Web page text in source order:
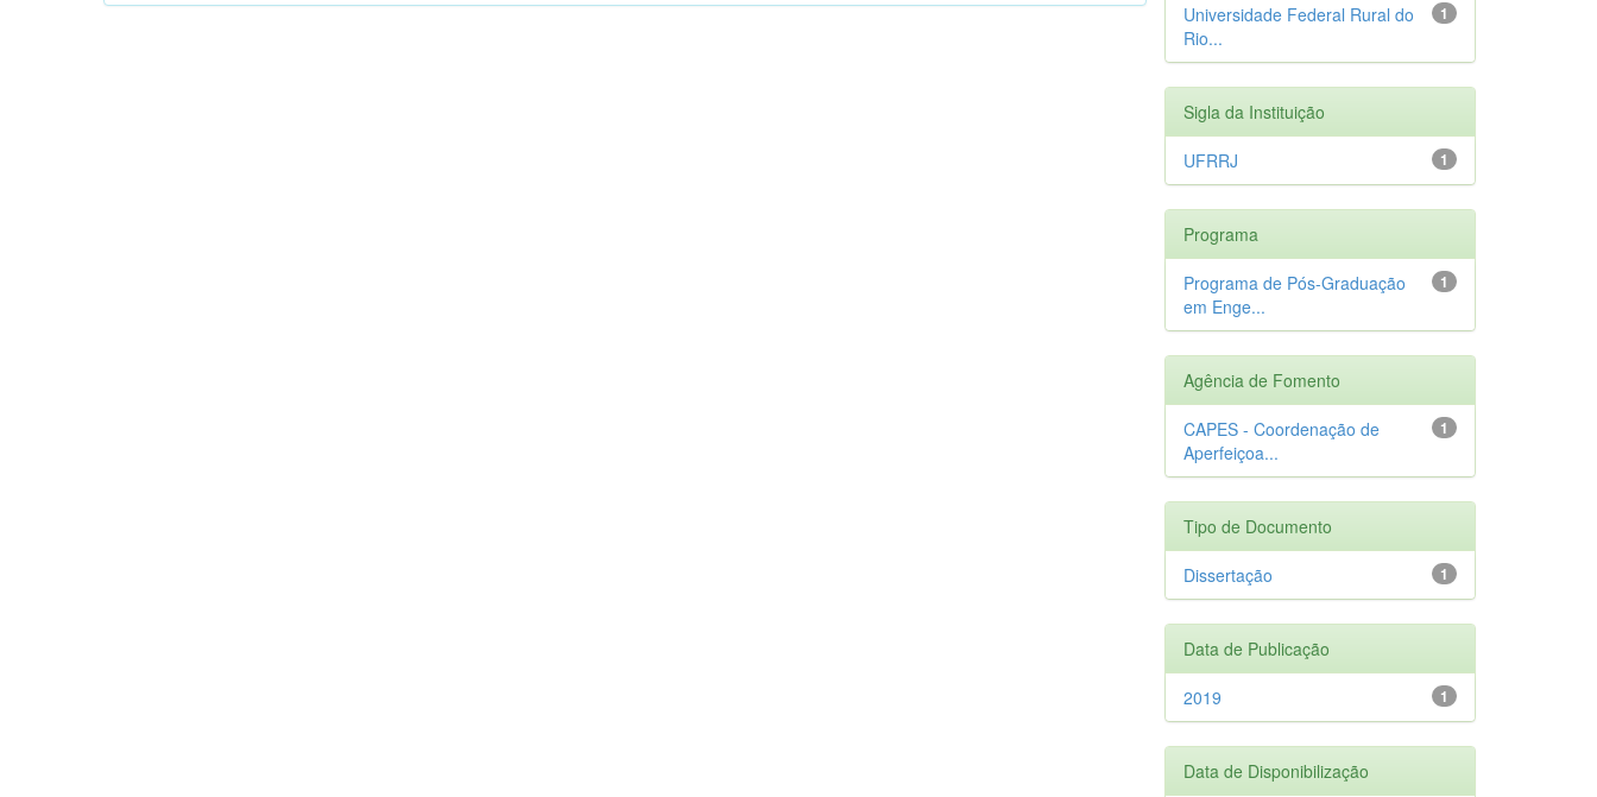
1
Universidade Federal Rural do
Rio...
Sigla da Instituição
1
UFRRJ
Programa
1
Programa de Pós-Graduação
em Enge...
Agência de Fomento
1
CAPES - Coordenação de
Aperfeiçoa...
Tipo de Documento
1
Dissertação
Data de Publicação
1
2019
Data de Disponibilização